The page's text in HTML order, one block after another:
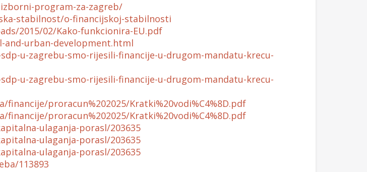
program-za-zagreb/
stabilnost/o-financijskoj-stabilnosti
2015/02/Kako-funkcionira-EU.pdf
urban-development.html
u-zagrebu-smo-rijesili-financije-u-drugom-mandatu-krecu-
u-zagrebu-smo-rijesili-financije-u-drugom-mandatu-krecu-
proracun%202025/Kratki%20vodi%C4%8D.pdf
proracun%202025/Kratki%20vodi%C4%8D.pdf
ulaganja-porasl/203635
ulaganja-porasl/203635
ulaganja-porasl/203635
113893